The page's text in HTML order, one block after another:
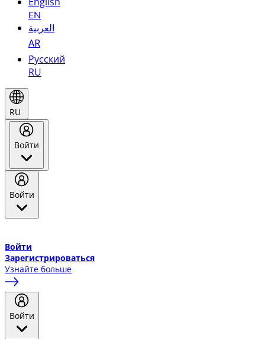
EN
العربية
AR
Русский
RU
RU
Войти
Войти
Войти
Зарегистрироваться
Узнайте больше
Войти